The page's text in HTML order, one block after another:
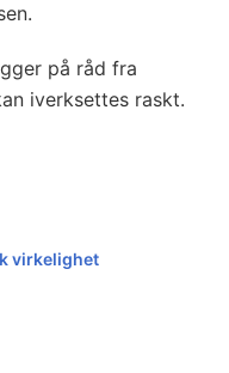
på råd fra
iverksettes raskt.
virkelighet